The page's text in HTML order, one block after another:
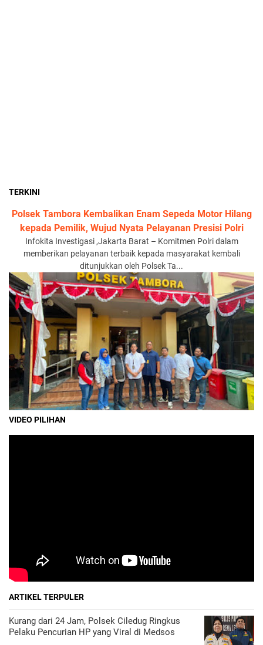
TERKINI
Polsek Tambora Kembalikan Enam Sepeda Motor Hilang
kepada Pemilik, Wujud Nyata Pelayanan Presisi Polri
Infokita Investigasi ,Jakarta Barat – Komitmen Polri dalam
memberikan pelayanan terbaik kepada masyarakat kembali
ditunjukkan oleh Polsek Ta...
VIDEO PILIHAN
ARTIKEL TERPULER
Kurang dari 24 Jam, Polsek Ciledug Ringkus
Pelaku Pencurian HP yang Viral di Medsos